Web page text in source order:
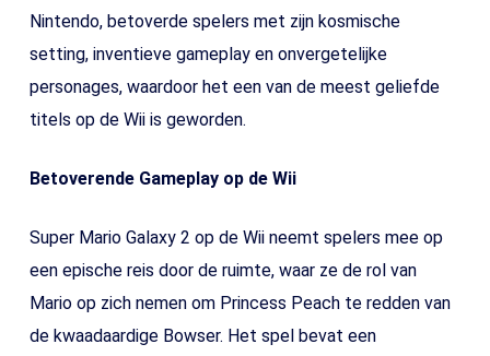
Nintendo, betoverde spelers met zijn kosmische
setting, inventieve gameplay en onvergetelijke
personages, waardoor het een van de meest geliefde
titels op de Wii is geworden.
Betoverende Gameplay op de Wii
Super Mario Galaxy 2 op de Wii neemt spelers mee op
een epische reis door de ruimte, waar ze de rol van
Mario op zich nemen om Princess Peach te redden van
de kwaadaardige Bowser. Het spel bevat een